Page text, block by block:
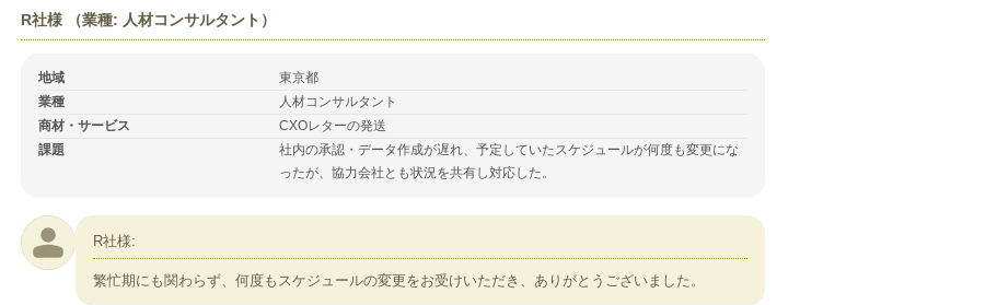
R社様 （業種: 人材コンサルタント）
地域
東京都
業種
人材コンサルタント
商材・サービス
CXOレターの発送
課題
社内の承認・データ作成が遅れ、予定していたスケジュールが何度も変更にな
ったが、協力会社とも状況を共有し対応した。
R社様:
繁忙期にも関わらず、何度もスケジュールの変更をお受けいただき、ありがとうございました。